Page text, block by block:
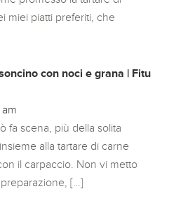
miei piatti preferiti, che
con noci e grana | Fitu
fa scena, più della solita
alla tartare di carne
il carpaccio. Non vi metto
[…]